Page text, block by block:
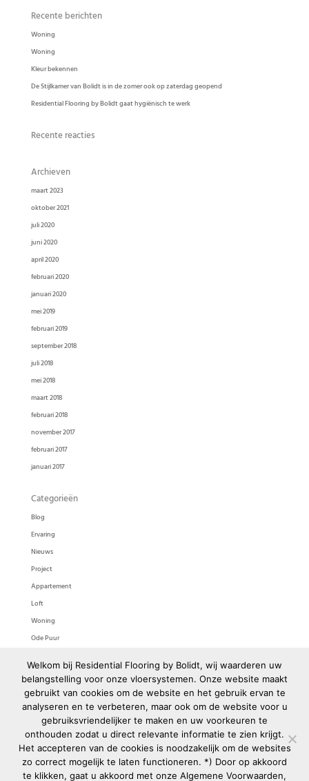
Recente berichten
Woning
Woning
Kleur bekennen
De Stijlkamer van Bolidt is in de zomer ook op zaterdag geopend
Residential Flooring by Bolidt gaat hygiënisch te werk
Recente reacties
Archieven
maart 2023
oktober 2021
juli 2020
juni 2020
april 2020
februari 2020
januari 2020
mei 2019
februari 2019
september 2018
juli 2018
mei 2018
maart 2018
februari 2018
november 2017
februari 2017
januari 2017
Categorieën
Blog
Ervaring
Nieuws
Project
Appartement
Loft
Woning
Ode Puur
Bolidtop 525
Meta
Login
Berichten feed
Reacties feed
WordPress.org
Welkom bij Residential Flooring by Bolidt, wij waarderen uw
belangstelling voor onze vloersystemen. Onze website maakt
gebruikt van cookies om de website en het gebruik ervan te
analyseren en te verbeteren, maar ook om de website voor u
gebruiksvriendelijker te maken en uw voorkeuren te
onthouden zodat u direct relevante informatie te zien krijgt.
Het accepteren van de cookies is noodzakelijk om de websites
zo correct mogelijk te laten functioneren. *) Door op akkoord
te klikken, gaat u akkoord met onze Algemene Voorwaarden,